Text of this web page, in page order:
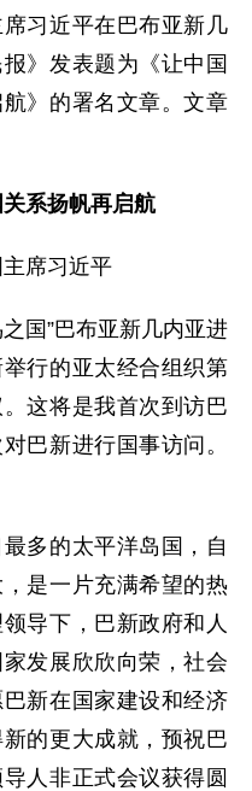
习近平在巴布亚新几
》发表题为《让中国
》的署名文章。文章
系扬帆再启航
席习近平
国”巴布亚新几内亚进
行的亚太经合组织第
这将是我首次到访巴
巴新进行国事访问。
多的太平洋岛国，自
是一片充满希望的热
导下，巴新政府和人
发展欣欣向荣，社会
新在国家建设和经济
的更大成就，预祝巴
人非正式会议获得圆